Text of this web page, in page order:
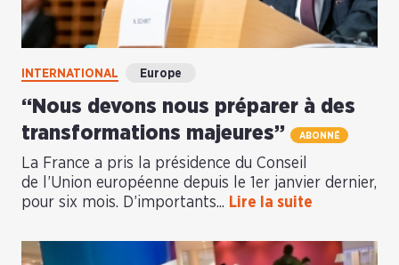
INTERNATIONAL Europe
“Nous devons nous préparer à des
transformations majeures”
ABONNÉ
La France a pris la présidence du Conseil
de l’Union européenne depuis le 1er janvier dernier,
pour six mois. D’importants... Lire la suite